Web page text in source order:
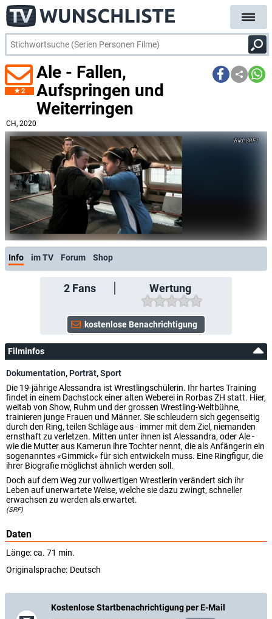
2
Ale - Fallen,
Aufspringen und
Weiterringen
CH, 2020
SRF1
Info im TV Forum Shop
2Fans Wertung
Filminfos
Dokumentation,Porträt,Sport
Die 19-jährige Alessandra ist Wrestlingschülerin. Ihr hartes Training
findet in einem Dachstock einer alten Weberei in Rorbas ZH statt. Hier,
weitab von Show, Ruhm und der grossen Wrestling-Weltbühne,
trainieren junge Frauen und Männer. Sie schleudern sich gegenseitig
durch den Ring, teilen Schläge aus - immer mit dem Ziel, niemanden
ernsthaft zu verletzen. Mitten unter ihnen ist Alessandra, oder Ale -
wie die Mutter aus Kamerun ihre Tochter nennt, die als Anfängerin ein
sogenanntes «Gimmick» für sich entwickeln muss. Eine Ringfigur, die
ihrer Biografie möglichst ähnlich werden soll.
Doch auf dem Weg zur vollwertigen Wrestlerin verändert sich ihr
Leben auf unerwartete Weise, welche sie dazu zwingt, schneller
erwachsen zu werden als erwartet.
(SRF)
Daten
Länge: ca. 71 min.
Originalsprache: Deutsch
Kostenlose Startbenachrichtigung per E-Mail